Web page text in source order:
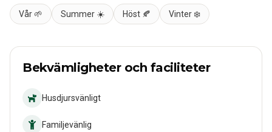
Vår 🌱 Summer ☀️ Höst 🍂 Vinter ❄️
Bekvämligheter och faciliteter
Husdjursvänligt
Familjevänlig